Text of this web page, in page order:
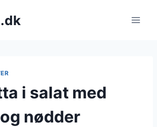
i salat med
nødder